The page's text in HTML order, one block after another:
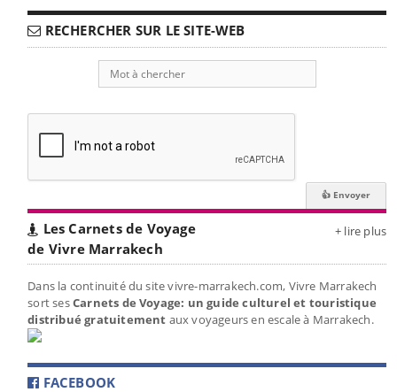
RECHERCHER SUR LE SITE-WEB
Les Carnets de Voyage
de Vivre Marrakech
+ lire plus
Dans la continuité du site vivre-marrakech.com, Vivre Marrakech
sort sesCarnets de Voyage: un guide culturel et touristique
distribué gratuitement aux voyageurs en escale à Marrakech.
FACEBOOK